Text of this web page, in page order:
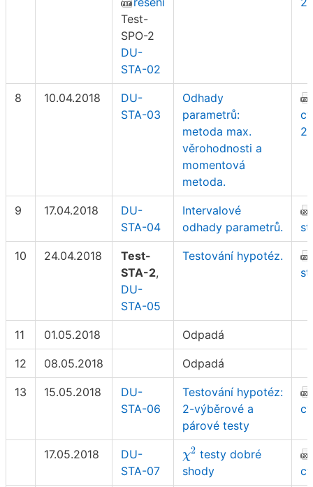
Test-
SPO-2
DU-
STA-02
8 10.04.2018
DU-
STA-03
Odhady
parametrů:
metoda max.
věrohodnosti a
momentová
metoda.
9 17.04.2018
DU-
STA-04
Intervalové
odhady parametrů.
10 24.04.2018
Test-
STA-2,
DU-
STA-05
Testování hypotéz.
11 01.05.2018 Odpadá
12 08.05.2018 Odpadá
13 15.05.2018
DU-
STA-06
Testování hypotéz:
2-výběrové a
párové testy
17.05.2018
DU-
STA-07
χ2
2 testy dobré
shody